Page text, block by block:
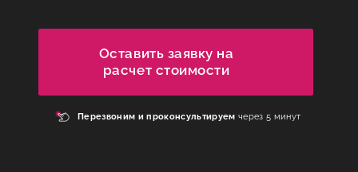
Оставить заявку на
расчет стоимости
Перезвоним и проконсультируем через 5 минут